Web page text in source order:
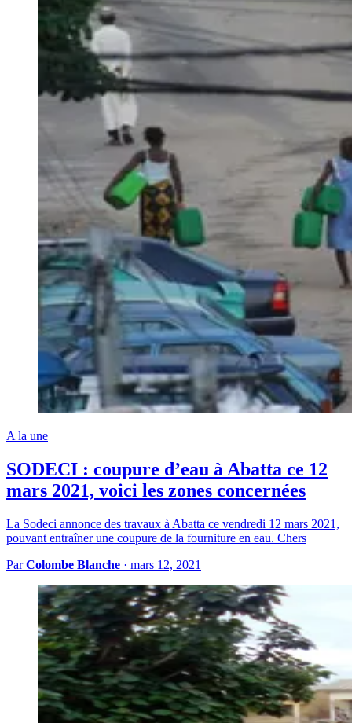
A la une
SODECI : coupure d’eau à Abatta ce 12
mars 2021, voici les zones concernées
La Sodeci annonce des travaux à Abatta ce vendredi 12 mars 2021,
pouvant entraîner une coupure de la fourniture en eau. Chers
ParColombe Blanche · mars 12, 2021